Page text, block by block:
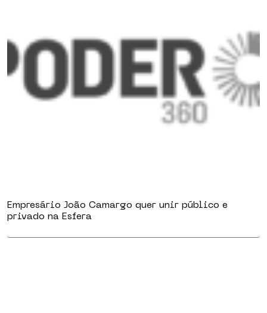
Empresário João Camargo quer unir público e
privado na Esfera